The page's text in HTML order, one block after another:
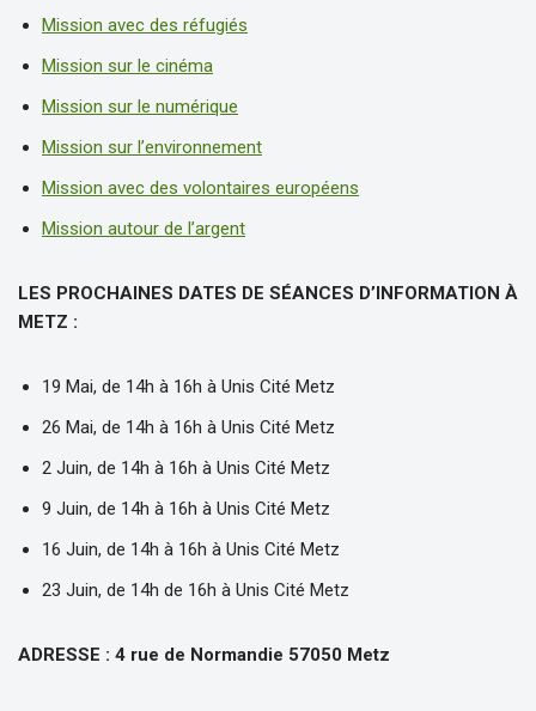
Mission avec des réfugiés
Mission sur le cinéma
Mission sur le numérique
Mission sur l’environnement
Mission avec des volontaires européens
Mission autour de l’argent
LES PROCHAINES DATES DE SÉANCES D’INFORMATION À
METZ :
19 Mai, de 14h à 16h à Unis Cité Metz
26 Mai, de 14h à 16h à Unis Cité Metz
2 Juin, de 14h à 16h à Unis Cité Metz
9 Juin, de 14h à 16h à Unis Cité Metz
16 Juin, de 14h à 16h à Unis Cité Metz
23 Juin, de 14h de 16h à Unis Cité Metz
ADRESSE : 4 rue de Normandie 57050 Metz